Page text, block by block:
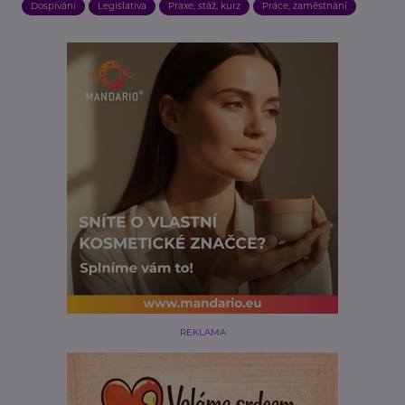
Dospívání Legislativa Praxe, stáž, kurz Práce, zaměstnání
REKLAMA